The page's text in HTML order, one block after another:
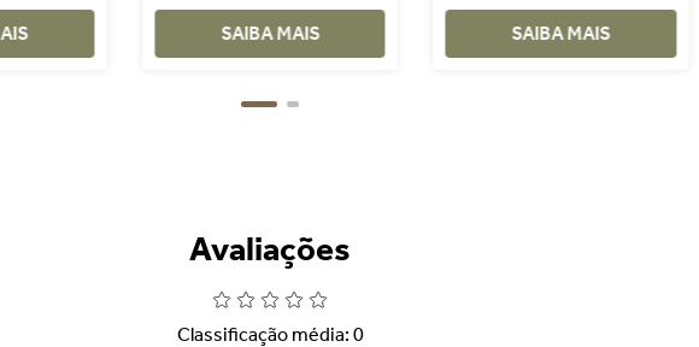
SAIBA MAIS SAIBA MAIS
Avaliações
Classificação média: 0